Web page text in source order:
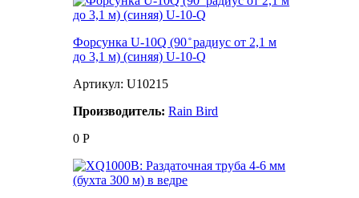
Форсунка U-10Q (90 ̊ радиус от 2,1 м
до 3,1 м) (синяя) U-10-Q
Артикул: U10215
Производитель:Rain Bird
0 Р